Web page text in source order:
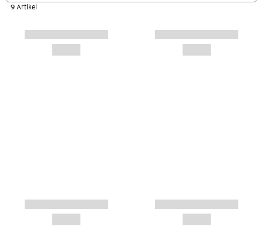
9 Artikel